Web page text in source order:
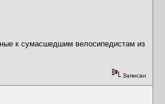
к сумасшедшим велосипедистам из
Записан